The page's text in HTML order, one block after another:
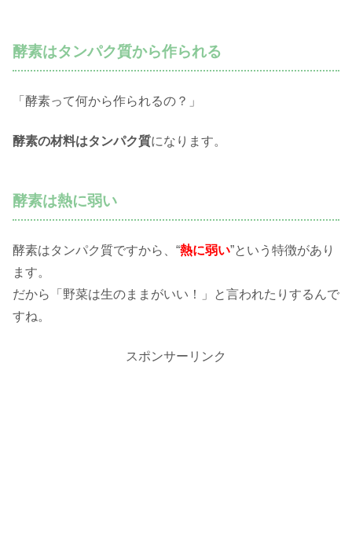
酵素はタンパク質から作られる
「酵素って何から作られるの？」
酵素の材料はタンパク質になります。
酵素は熱に弱い
酵素はタンパク質ですから、“熱に弱い”という特徴があり
ます。
だから「野菜は生のままがいい！」と言われたりするんで
すね。
スポンサーリンク